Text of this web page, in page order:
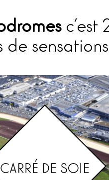
c’est
de